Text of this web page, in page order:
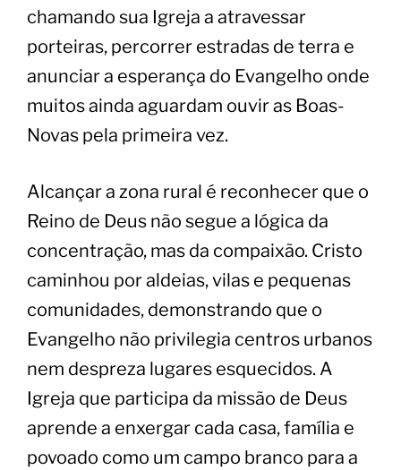
chamando sua Igreja a atravessar
porteiras, percorrer estradas de terra e
anunciar a esperança do Evangelho onde
muitos ainda aguardam ouvir as Boas-
Novas pela primeira vez.
Alcançar a zona rural é reconhecer que o
Reino de Deus não segue a lógica da
concentração, mas da compaixão. Cristo
caminhou por aldeias, vilas e pequenas
comunidades, demonstrando que o
Evangelho não privilegia centros urbanos
nem despreza lugares esquecidos. A
Igreja que participa da missão de Deus
aprende a enxergar cada casa, família e
povoado como um campo branco para a